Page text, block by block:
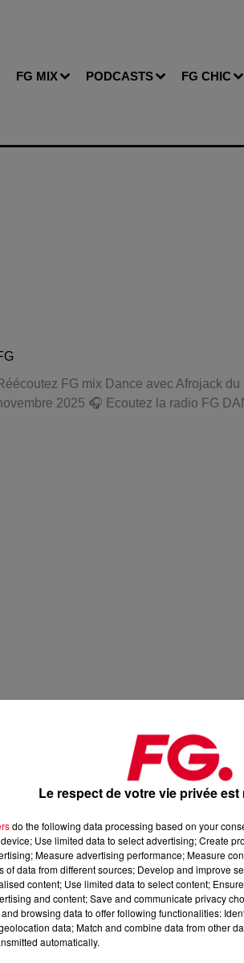
FG MIX PODCASTS FG CHIC
FG mix Dance avec Afrojack du
2025 🎧 Ecoutez la radio FG
2025
, 📱 et sur l’Application FG (IOS
Le respect de votre vie privée
do the following data processing based on your
Use limited data to select advertising; Create
Measure advertising performance; Measure
of data from different sources; Develop and improve
content; Use limited data to select content;
and content; Save and communicate privacy
browsing data to offer following functionalities:
data; Match and combine data from other
automatically.